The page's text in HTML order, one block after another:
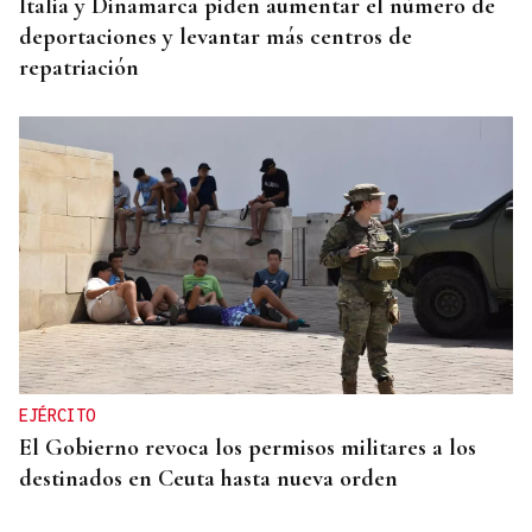
Italia y Dinamarca piden aumentar el número de
deportaciones y levantar más centros de
repatriación
EJÉRCITO
El Gobierno revoca los permisos militares a los
destinados en Ceuta hasta nueva orden